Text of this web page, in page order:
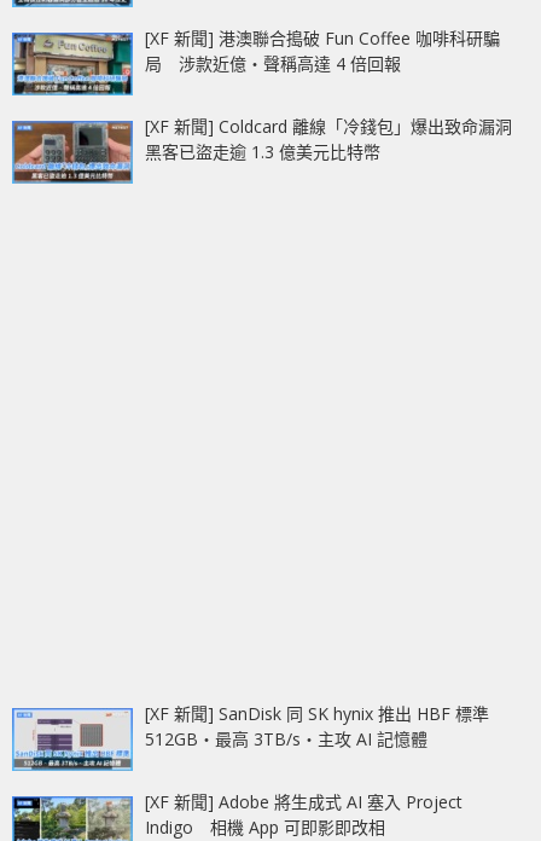
[XF 新聞] 港澳聯合搗破 Fun Coffee 咖啡科研騙
局 涉款近億‧聲稱高達 4 倍回報
[XF 新聞] Coldcard 離線「冷錢包」爆出致命漏洞
黑客已盜走逾 1.3 億美元比特幣
[XF 新聞] SanDisk 同 SK hynix 推出 HBF 標準
512GB‧最高 3TB/s‧主攻 AI 記憶體
[XF 新聞] Adobe 將生成式 AI 塞入 Project
Indigo 相機 App 可即影即改相